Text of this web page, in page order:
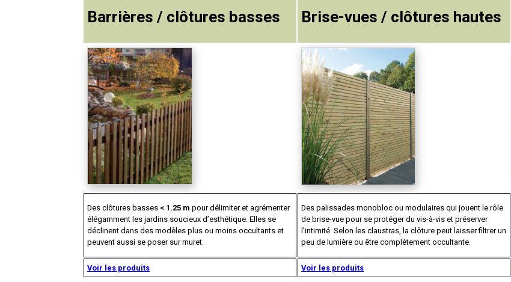
Barrières / clôtures basses Brise-vues / clôtures hautes
Des clôtures basses < 1.25 m pour délimiter et agrémenter
élégamment les jardins soucieux d’esthétique. Elles se
déclinent dans des modèles plus ou moins occultants et
peuvent aussi se poser sur muret.
Des palissades monobloc ou modulaires qui jouent le rôle
de brise-vue pour se protéger du vis-à-vis et préserver
l’intimité. Selon les claustras, la clôture peut laisser filtrer un
peu de lumière ou être complètement occultante.
Voir les produits Voir les produits